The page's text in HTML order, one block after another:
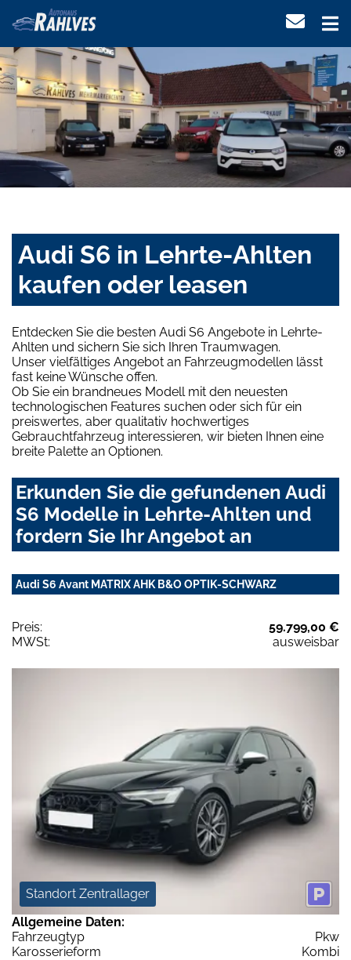
Audi S6 in Lehrte-Ahlten
kaufen oder leasen
Entdecken Sie die besten Audi S6 Angebote in Lehrte-
Ahlten und sichern Sie sich Ihren Traumwagen.
Unser vielfältiges Angebot an Fahrzeugmodellen lässt
fast keine Wünsche offen.
Ob Sie ein brandneues Modell mit den neuesten
technologischen Features suchen oder sich für ein
preiswertes, aber qualitativ hochwertiges
Gebrauchtfahrzeug interessieren, wir bieten Ihnen eine
breite Palette an Optionen.
Erkunden Sie die gefundenen Audi
S6 Modelle in Lehrte-Ahlten und
fordern Sie Ihr Angebot an
Audi S6 Avant MATRIX AHK B&O OPTIK-SCHWARZ
Preis:
59.799,00 €
MWSt:
ausweisbar
Standort Zentrallager
Allgemeine Daten:
Fahrzeugtyp
Pkw
Karosserieform
Kombi